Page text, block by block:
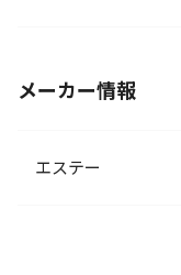
メーカー情報
エステー